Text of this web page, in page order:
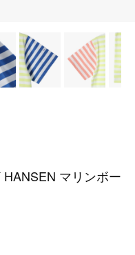
HANSEN マリンボー